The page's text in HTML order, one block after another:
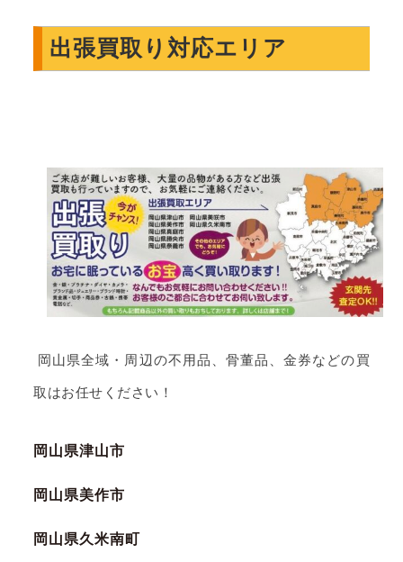
出張買取り対応エリア
岡山県全域・周辺の不用品、骨董品、金券などの買
取はお任せください！
岡山県津山市
岡山県美作市
岡山県久米南町